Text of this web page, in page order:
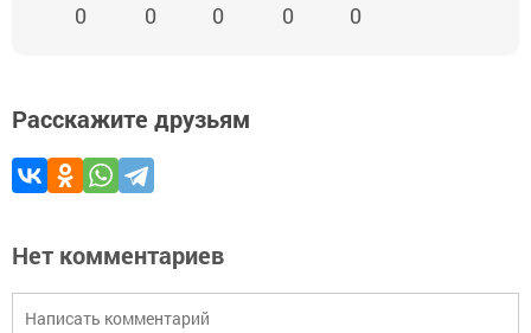
0 0 0 0 0
Расскажите друзьям
Нет комментариев